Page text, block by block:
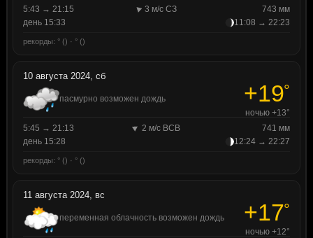
5:43 → 21:15
3 м/с СЗ
743 мм
день 15:33
11:08 → 22:23
рекорды: ° () · ° ()
10 августа 2024, сб
пасмурно возможен дождь +19°
ночью +13°
5:45 → 21:13
2 м/с ВСВ
741 мм
день 15:28
12:24 → 22:27
рекорды: ° () · ° ()
11 августа 2024, вс
переменная облачность возможен дождь +17°
ночью +12°